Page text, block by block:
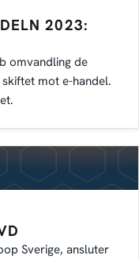
2023:
omvandling de
mot e-handel.
Sverige, ansluter